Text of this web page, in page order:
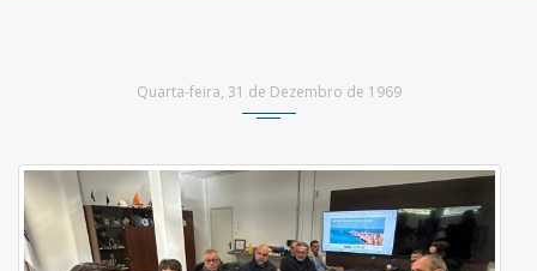
Quarta-feira, 31 de Dezembro de 1969